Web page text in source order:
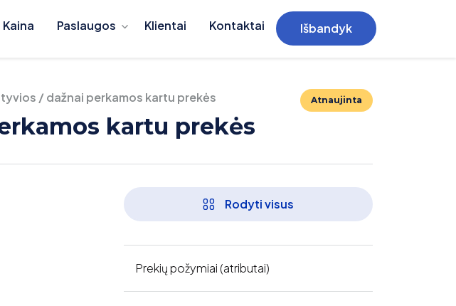
Kaina Paslaugos Klientai Kontaktai Išbandyk
Atnaujinta
/ dažnai perkamos kartu prekės
kartu prekės
Rodyti visus
Prekių požymiai (atributai)